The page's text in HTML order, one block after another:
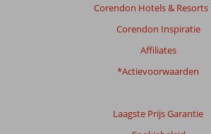
Corendon Hotels & Resorts
Corendon Inspiratie
Affiliates
*Actievoorwaarden
Laagste Prijs Garantie